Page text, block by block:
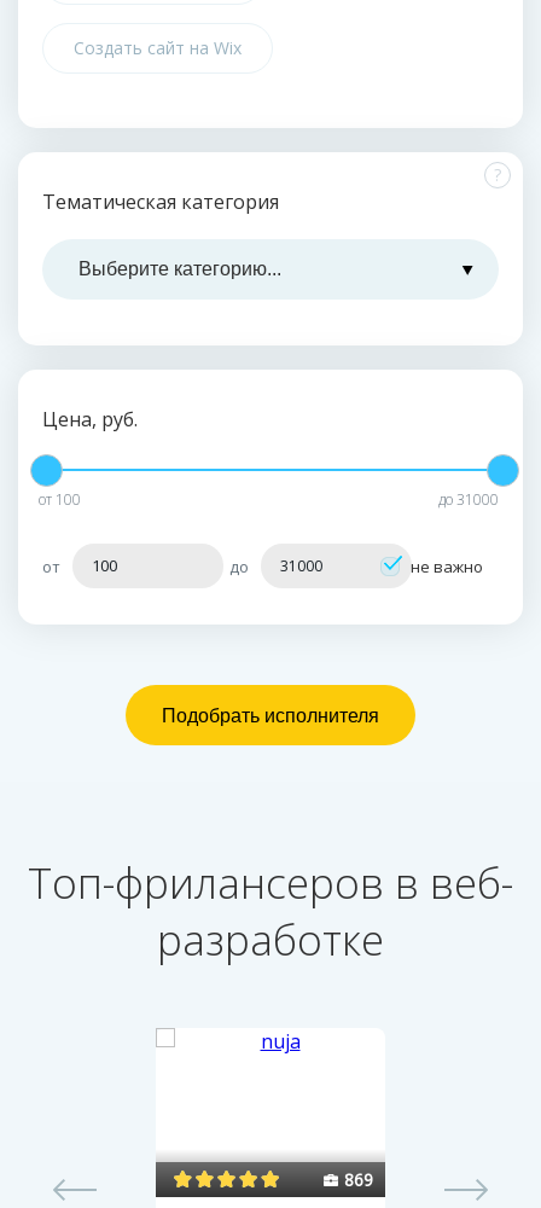
Создать сайт на Wix
Тематическая категория
?
Цена, руб.
от 100 до31000
от до не важно
Топ-фрилансеров в веб-
разработке
869